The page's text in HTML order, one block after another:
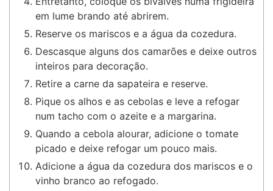
em lume brando até abrirem.
Reserve os mariscos e a água da cozedura.
Descasque alguns dos camarões e deixe outros
inteiros para decoração.
Retire a carne da sapateira e reserve.
Pique os alhos e as cebolas e leve a refogar
num tacho com o azeite e a margarina.
Quando a cebola alourar, adicione o tomate
picado e deixe refogar um pouco mais.
Adicione a água da cozedura dos mariscos e o
vinho branco ao refogado.